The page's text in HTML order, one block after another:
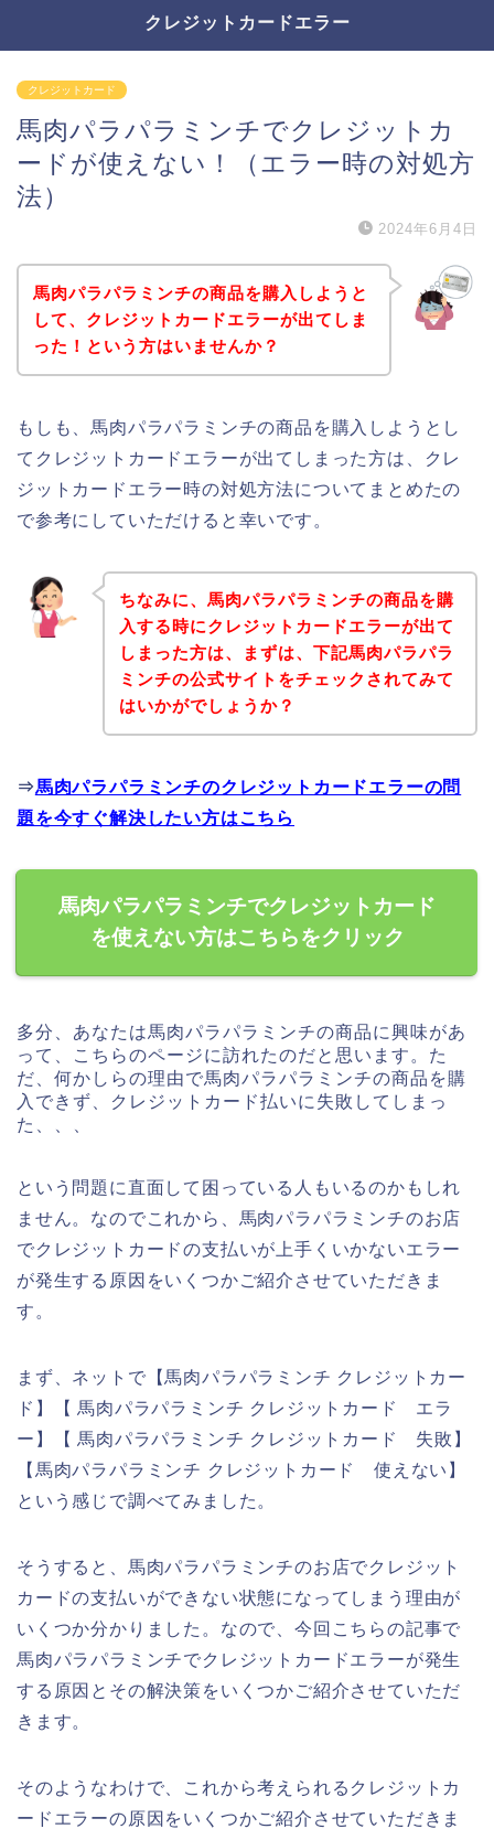
クレジットカードエラー
クレジットカード
馬肉パラパラミンチでクレジットカ
ードが使えない！（エラー時の対処方
法）
2024年6月4日
馬肉パラパラミンチの商品を購入しようと
して、クレジットカードエラーが出てしま
った！という方はいませんか？
もしも、馬肉パラパラミンチの商品を購入しようとし
てクレジットカードエラーが出てしまった方は、クレ
ジットカードエラー時の対処方法についてまとめたの
で参考にしていただけると幸いです。
ちなみに、馬肉パラパラミンチの商品を購
入する時にクレジットカードエラーが出て
しまった方は、まずは、下記馬肉パラパラ
ミンチの公式サイトをチェックされてみて
はいかがでしょうか？
⇒馬肉パラパラミンチのクレジットカードエラーの問
題を今すぐ解決したい方はこちら
馬肉パラパラミンチでクレジットカード
を使えない方はこちらをクリック
多分、あなたは馬肉パラパラミンチの商品に興味があ
って、こちらのページに訪れたのだと思います。た
だ、何かしらの理由で馬肉パラパラミンチの商品を購
入できず、クレジットカード払いに失敗してしまっ
た、、、
という問題に直面して困っている人もいるのかもしれ
ません。なのでこれから、馬肉パラパラミンチのお店
でクレジットカードの支払いが上手くいかないエラー
が発生する原因をいくつかご紹介させていただきま
す。
まず、ネットで【馬肉パラパラミンチ クレジットカー
ド】【 馬肉パラパラミンチ クレジットカード エラ
ー】【 馬肉パラパラミンチ クレジットカード 失敗】
【馬肉パラパラミンチ クレジットカード 使えない】
という感じで調べてみました。
そうすると、馬肉パラパラミンチのお店でクレジット
カードの支払いができない状態になってしまう理由が
いくつか分かりました。なので、今回こちらの記事で
馬肉パラパラミンチでクレジットカードエラーが発生
する原因とその解決策をいくつかご紹介させていただ
きます。
そのようなわけで、これから考えられるクレジットカ
ードエラーの原因をいくつかご紹介させていただきま